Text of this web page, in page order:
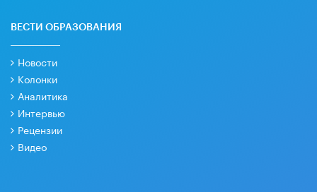
ВЕСТИ ОБРАЗОВАНИЯ
Новости
Колонки
Аналитика
Интервью
Рецензии
Видео